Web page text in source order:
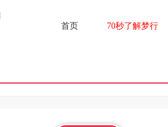
首页 70秒了解梦行